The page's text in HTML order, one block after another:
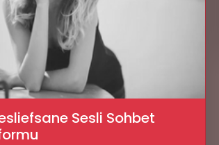
Sesli Sohbet